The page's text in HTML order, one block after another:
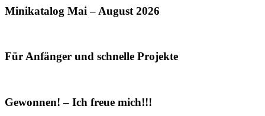
Minikatalog Mai – August 2026
Für Anfänger und schnelle Projekte
Gewonnen! – Ich freue mich!!!